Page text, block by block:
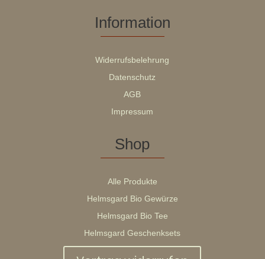
Information
Widerrufsbelehrung
Datenschutz
AGB
Impressum
Shop
Alle Produkte
Helmsgard Bio Gewürze
Helmsgard Bio Tee
Helmsgard Geschenksets